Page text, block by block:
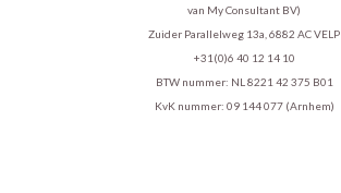
van My Consultant BV)
Zuider Parallelweg 13a, 6882 AC VELP
+31(0)6 40 12 14 10
BTW nummer: NL 8221 42 375 B01
KvK nummer: 09 144 077 (Arnhem)